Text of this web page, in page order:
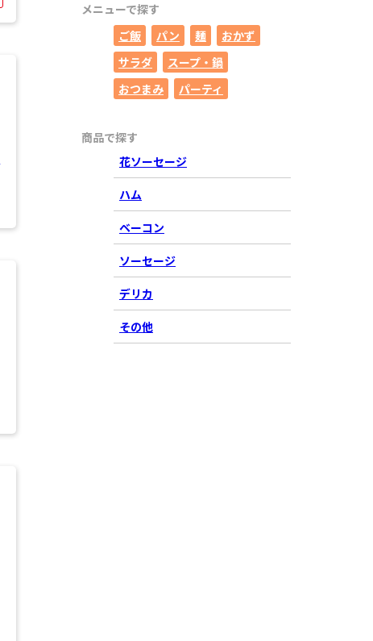
メニューで探す
ご飯
パン 麺
おかず
サラダ
スープ・鍋
おつまみ
パーティ
商品で探す
花ソーセージ
ハム
ベーコン
ソーセージ
デリカ
その他